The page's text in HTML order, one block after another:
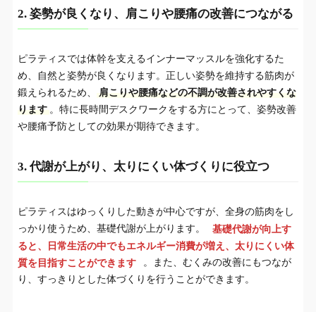
き点
6-2.2. 退会・休会手続きの確認
6-3.3. レッスンの繰越制度の確認
6-4.4. レッスンの種類やスケジュールの適合性
くする質問
8.
巣鴨でピラティススタジオに迷ったら「CLUB
PILATES」がおすすめ！
2. 姿勢が良くなり、肩こりや腰痛の改善につながる
ピラティスでは体幹を支えるインナーマッスルを強化するた
め、自然と姿勢が良くなります。正しい姿勢を維持する筋肉が
鍛えられるため、
肩こりや腰痛などの不調が改善されやすくな
ります 。特に長時間デスクワークをする方にとって、姿勢改善
や腰痛予防としての効果が期待できます。
3. 代謝が上がり、太りにくい体づくりに役立つ
ピラティスはゆっくりした動きが中心ですが、全身の筋肉をし
っかり使うため、基礎代謝が上がります。
基礎代謝が向上す
ると、日常生活の中でもエネルギー消費が増え、太りにくい体
質を目指すことができます
。また、むくみの改善にもつなが
り、すっきりとした体づくりを行うことができます。